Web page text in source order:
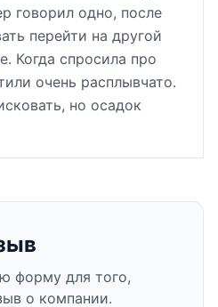
говорил одно, после
перейти на другой
Когда спросила про
очень расплывчато.
но осадок
форму для того,
о компании.